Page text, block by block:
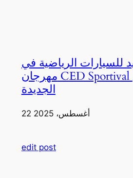
للسيارات الرياضية في
مهرجان CED Sportival بالعلمين
الجديدة
22 أغسطس، 2025
edit post